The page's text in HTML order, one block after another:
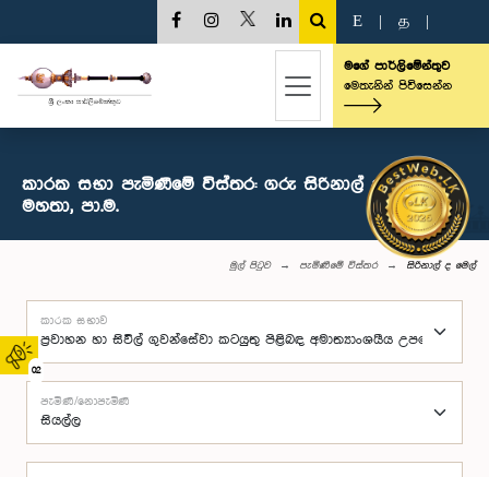
02
E த
මගේ පාර්ලිමේන්තුව
මෙතැනින් පිවිසෙන්න
කාරක සභා පැමිණීමේ විස්තර: ගරු සිරිනාල් ද මෙල්
මහතා, පා.ම.
මුල් පිටුව පැමිණීමේ විස්තර සිරිනාල් ද මෙල්
කාරක සභාව
පැමිණි/නොපැමිණි